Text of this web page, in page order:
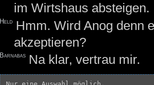
im Wirtshaus absteigen.
Held
Hmm. Wird Anog denn
akzeptieren?
Barnabas Na klar, vertrau mir.